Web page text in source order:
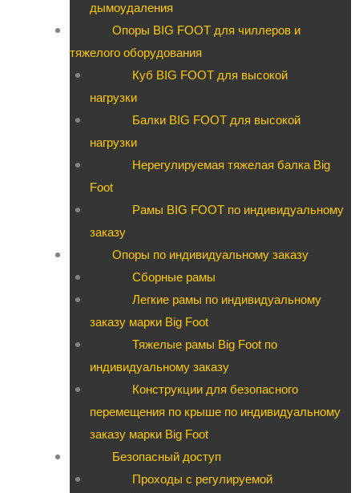
дымоудаления
Опоры BIG FOOT для чиллеров и
тяжелого оборудования
Куб BIG FOOT для высокой
нагрузки
Балки BIG FOOT для высокой
нагрузки
Нерегулируемая тяжелая балка Big
Foot
Рамы BIG FOOT по индивидуальному
заказу
Опоры по индивидуальному заказу
Сборные рамы
Легкие рамы по индивидуальному
заказу марки Big Foot
Тяжелые рамы Big Foot по
индивидуальному заказу
Конструкции для безопасного
перемещения по крыше по индивидуальному
заказу марки Big Foot
Безопасный доступ
Проходы с регулируемой